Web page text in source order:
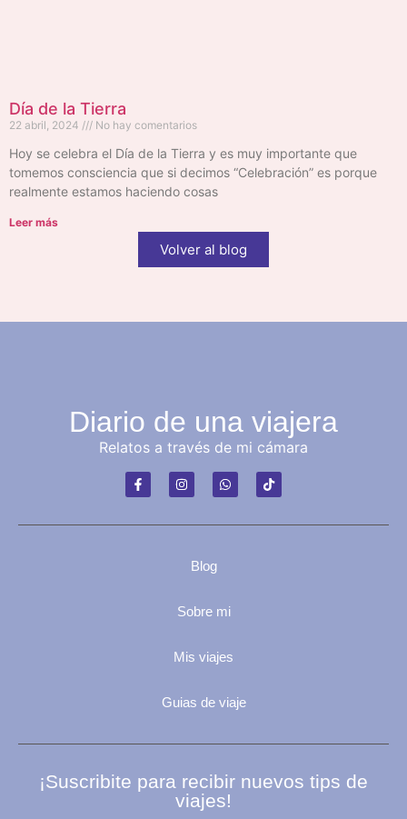
Día de la Tierra
22 abril, 2024 No hay comentarios
Hoy se celebra el Día de la Tierra y es muy importante que
tomemos consciencia que si decimos “Celebración” es porque
realmente estamos haciendo cosas
Leer más
Volver al blog
Diario de una viajera
Relatos a través de mi cámara
Blog
Sobre mi
Mis viajes
Guias de viaje
¡Suscribite para recibir nuevos tips de
viajes!